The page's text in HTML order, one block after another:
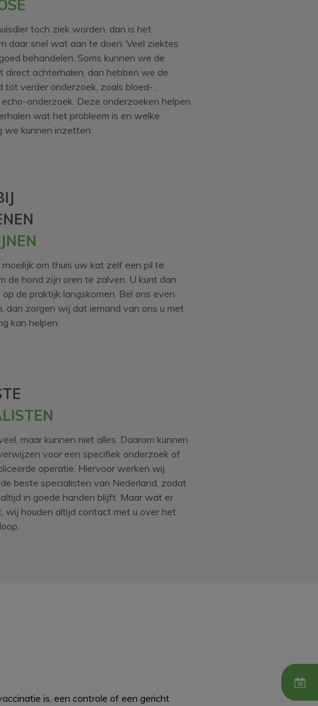
toch ziek worden, dan is het
daar snel wat aan te doen. Veel ziektes
behandelen. Soms kunnen we de
direct achterhalen, dan hebben we de
tot verder onderzoek, zoals bloed- ,
onderzoek. Deze onderzoeken helpen
wat het probleem is en welke
we kunnen inzetten.
moeilijk om thuis uw kat zelf een pil te
de hond zijn oren te zalven. U kunt dan
op de praktijk langskomen. Bel ons even
dan zorgen wij dat iemand van ons u met
kan helpen.
maar kunnen niet alles. Daarom kunnen
voor een specifiek onderzoek of
operatie. Hiervoor werken wij
beste specialisten van Nederland, zodat
in goede handen blijft. Maar wat er
wij houden altijd contact met u over het
is, een controle of een gericht